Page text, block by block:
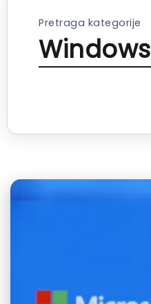
Pretraga kategorije
Windows